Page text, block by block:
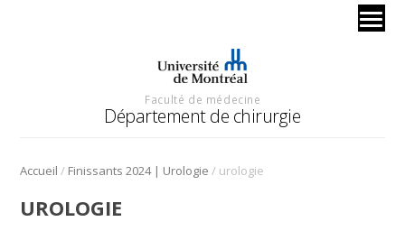
Faculté de médecine
Département de chirurgie
Accueil / Finissants 2024 | Urologie / urologie
UROLOGIE